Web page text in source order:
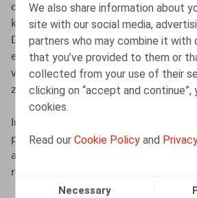
We also share information about
site with our social media,
partners who may combine it with
that you’ve provided to them or
collected from your use of their
clicking on “accept and
cookies.
Read ourCookie Policy and
Necessary
dan weer kan leiden tot sociale
kan ook een rem zijn op de
Daarom is er dus nood aan een
en de regering geeft aan dat
voor verworven rechten daarbij
zijn.
In deze podcast bespreken ze een
pensioenmaatregelen – zowel rond
aanvullende pensioenen voor
relevant zijn voor de brede HR-